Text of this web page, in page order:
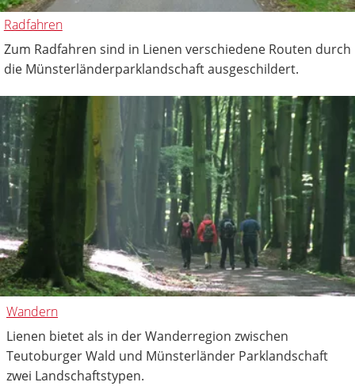
Radfahren
Zum Radfahren sind in Lienen verschiedene Routen durch
die Münsterländerparklandschaft ausgeschildert.
Wandern
Lienen bietet als in der Wanderregion zwischen
Teutoburger Wald und Münsterländer Parklandschaft
zwei Landschaftstypen.